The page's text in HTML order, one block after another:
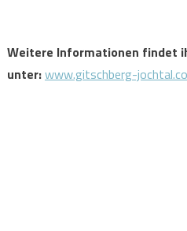
Weitere Informationen findet
unter:www.gitschberg-